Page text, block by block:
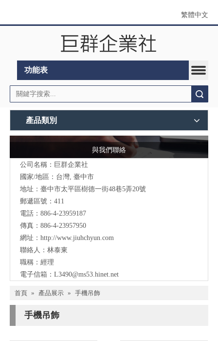
繁體中文
功能表
產品類別
與我們聯絡
公司名稱：巨群企業社
國家/地區：台灣, 臺中市
地址：臺中市太平區樹德一街48巷5弄20號
郵遞區號：411
電話：886-4-23959187
傳真：886-4-23957950
網址： http://www.jiuhchyun.com
聯絡人：林泰東
職稱：經理
電子信箱： L3490@ms53.hinet.net
首頁 » 產品展示 » 手機吊飾
手機吊飾